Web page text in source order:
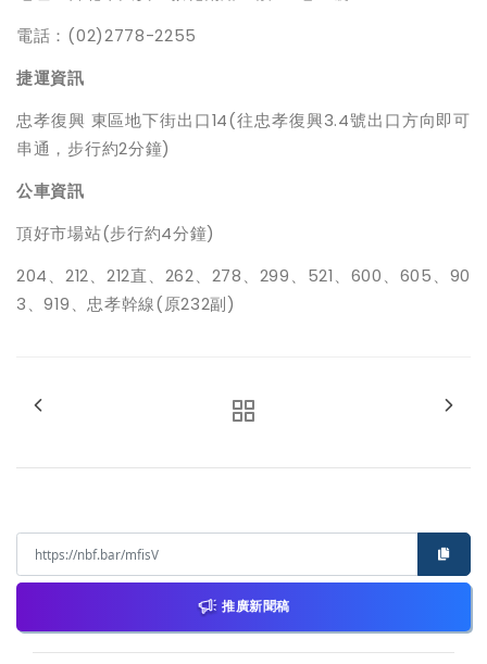
電話：(02)2778-2255
捷運資訊
忠孝復興 東區地下街出口14(往忠孝復興3.4號出口方向即可
串通，步行約2分鐘)
公車資訊
頂好市場站(步行約4分鐘)
204 、212、212直、262、278、299、521、600、605、90
3、919、忠孝幹線(原232副)
推廣新聞稿